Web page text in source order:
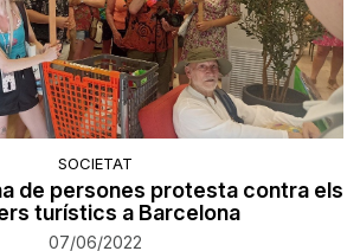
SOCIETAT
de persones protesta contra els
turístics a Barcelona
07/06/2022